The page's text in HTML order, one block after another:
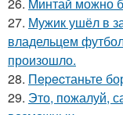
27. Мужик ушёл в
владельцем
произошло.
28. Пepecтаньте
29. Это, пожалуй,